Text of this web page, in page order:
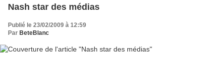
Nash star des médias
Publié le 23/02/2009 à 12:59
Par BeteBlanc